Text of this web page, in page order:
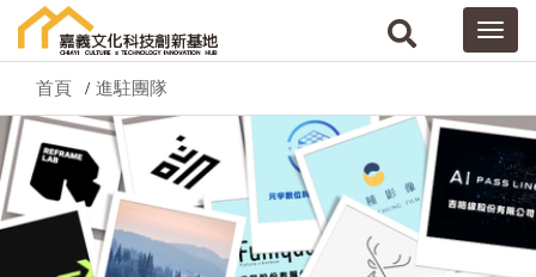
首頁 進駐團隊